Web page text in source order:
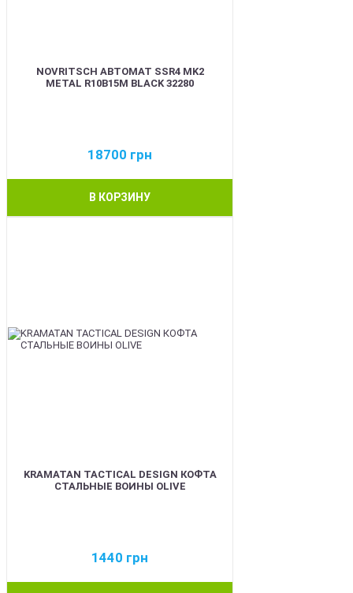
NOVRITSCH АВТОМАТ SSR4 MK2
METAL R10B15M BLACK 32280
18700 грн
В КОРЗИНУ
KRAMATAN TACTICAL DESIGN КОФТА
СТАЛЬНЫЕ ВОИНЫ OLIVE
1440 грн